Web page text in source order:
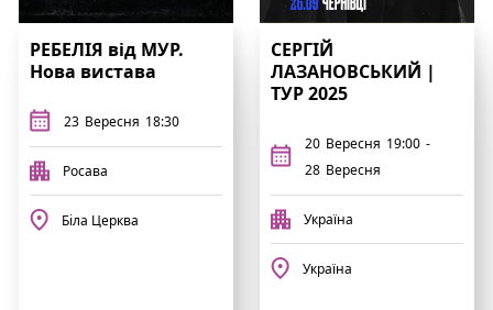
РЕБЕЛІЯ від МУР.
Нова вистава
23 Вересня 18:30
Росава
Біла Церква
СЕРГІЙ
ЛАЗАНОВСЬКИЙ |
ТУР 2025
20 Вересня 19:00 -
28 Вересня
Україна
Україна